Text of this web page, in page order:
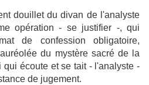
douillet du divan de l'analyste
opération - se justifier -, qui
de confession obligatoire,
du mystère sacré de la
écoute et se tait - l'analyste -
de jugement.